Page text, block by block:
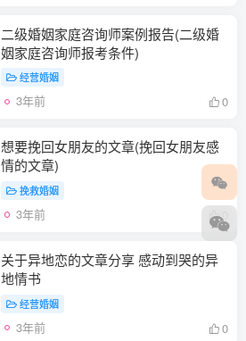
二级婚姻家庭咨询师案例报告(二级婚
姻家庭咨询师报考条件)
经营婚姻
3年前 0
想要挽回女朋友的文章(挽回女朋友感
情的文章)
挽救婚姻
3年前 0
关于异地恋的文章分享 感动到哭的异
地情书
经营婚姻
3年前 0